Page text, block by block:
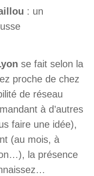
: un
se fait selon la
proche de chez
de réseau
à d’autres
faire une idée),
(au mois, à
la présence